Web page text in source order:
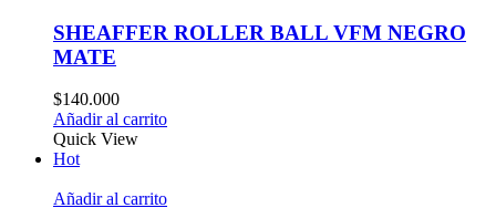
SHEAFFER ROLLER BALL VFM NEGRO
MATE
$140.000
Añadir al carrito
Quick View
Hot
Añadir al carrito